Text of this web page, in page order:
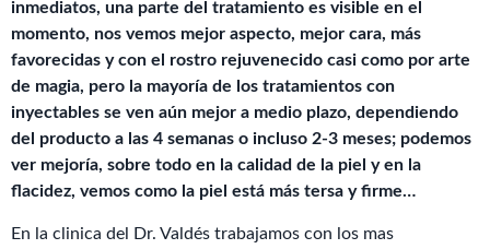
inmediatos, una parte del tratamiento es visible en el
momento, nos vemos mejor aspecto, mejor cara, más
favorecidas y con el rostro rejuvenecido casi como por arte
de magia, pero la mayoría de los tratamientos con
inyectables se ven aún mejor a medio plazo, dependiendo
del producto a las 4 semanas o incluso 2-3 meses; podemos
ver mejoría, sobre todo en la calidad de la piel y en la
flacidez, vemos como la piel está más tersa y firme…
En la clinica del Dr. Valdés trabajamos con los mas